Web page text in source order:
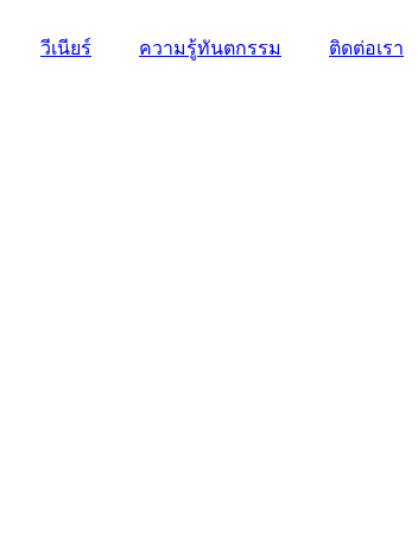
วีเนียร์ ความรู้ทันตกรรม
ติดต่อเรา